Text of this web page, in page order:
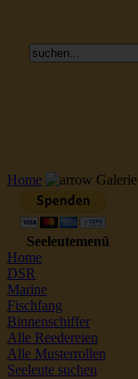
Home Galerie
Seeleutemenü
Home
DSR
Marine
Fischfang
Binnenschiffer
Alle Reedereien
Alle Musterrollen
Seeleute suchen